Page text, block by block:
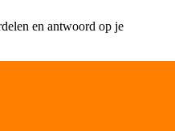
en antwoord op je